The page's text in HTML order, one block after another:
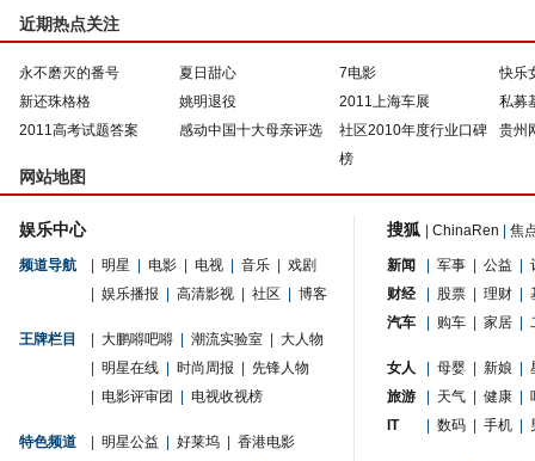
近期热点关注
永不磨灭的番号 夏日甜心 7电影
快乐
新还珠格格
姚明退役 2011上海车展
私募
2011高考试题答案
感动中国十大母亲评选
社区2010年度行业口碑
榜
贵州
网站地图
娱乐中心
频道导航 明星 电影 电视 音乐
戏剧
娱乐播报 高清影视 社区 博客
王牌栏目 大鹏嘚吧嘚 潮流实验室
大人物
明星在线 时尚周报
先锋人物
电影评审团 电视收视榜
特色频道 明星公益 好莱坞
香港电影
搜狐 ChinaRen 焦
新闻 军事 公益
财经
股票 理财
汽车
购车 家居
女人 母婴 新娘
旅游
天气 健康
IT
数码 手机